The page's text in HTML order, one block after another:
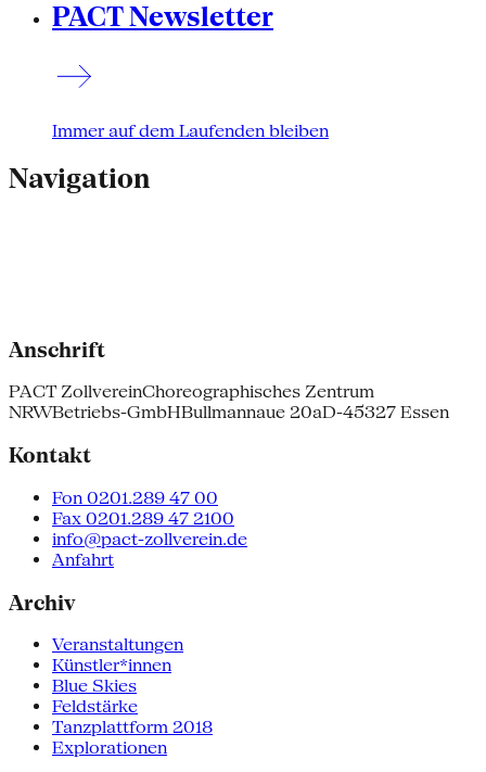
PACT Newsletter
Immer auf dem Laufenden bleiben
Navigation
Anschrift
PACT ZollvereinChoreographisches Zentrum
NRWBetriebs-GmbHBullmannaue 20aD-45327 Essen
Kontakt
Fon 0201.289 47 00
Fax 0201.289 47 2100
info@pact-zollverein.de
Anfahrt
Archiv
Veranstaltungen
Künstler*innen
Blue Skies
Feldstärke
Tanzplattform 2018
Explorationen